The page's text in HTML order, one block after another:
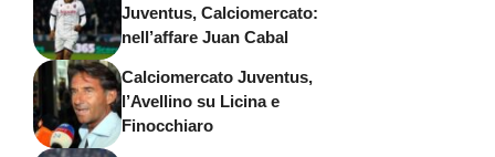
Juventus, Calciomercato:
nell’affare Juan Cabal
Calciomercato Juventus,
l’Avellino su Licina e
Finocchiaro